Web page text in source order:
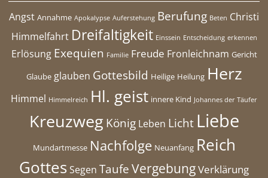
Angst Annahme Apokalypse Auferstehung Berufung Beten Christi
Himmelfahrt Dreifaltigkeit Einssein Entscheidung erkennen
Erlösung Exequien Familie Freude Fronleichnam Gericht
Glaube glauben Gottesbild Heilige Heilung Herz
Himmel Himmelreich Hl. geist innere Kind Johannes der Täufer
Kreuzweg König Leben Licht Liebe
Mundartmesse Nachfolge Neuanfang Reich
Gottes Segen TaufeVergebungVerklärung